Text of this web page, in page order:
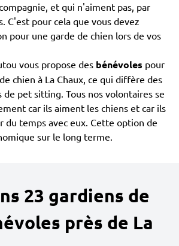
et qui n'aiment pas, par
C'est pour cela que vous devez
pour une garde de chien lors de vos
vous propose des bénévoles pour
chien à La Chaux, ce qui diffère des
pet sitting. Tous nos volontaires se
car ils aiment les chiens et car ils
du temps avec eux. Cette option de
sur le long terme.
23 gardiens de
près de La